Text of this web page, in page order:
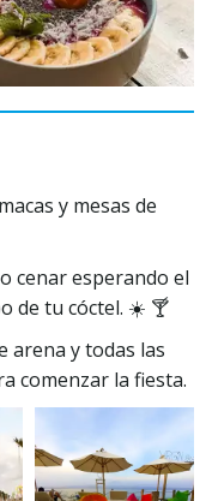
y mesas de
cenar esperando el
de tu cóctel. ☀️ 🍸
arena y todas las
comenzar la fiesta.